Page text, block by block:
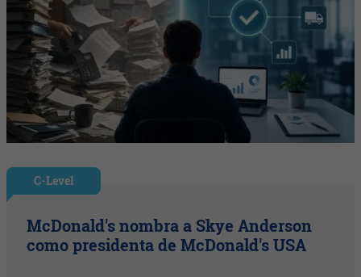
C-Level
McDonald's nombra a Skye Anderson
como presidenta de McDonald's USA